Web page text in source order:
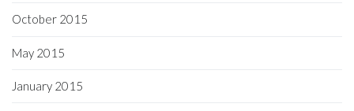
October 2015
May 2015
January 2015